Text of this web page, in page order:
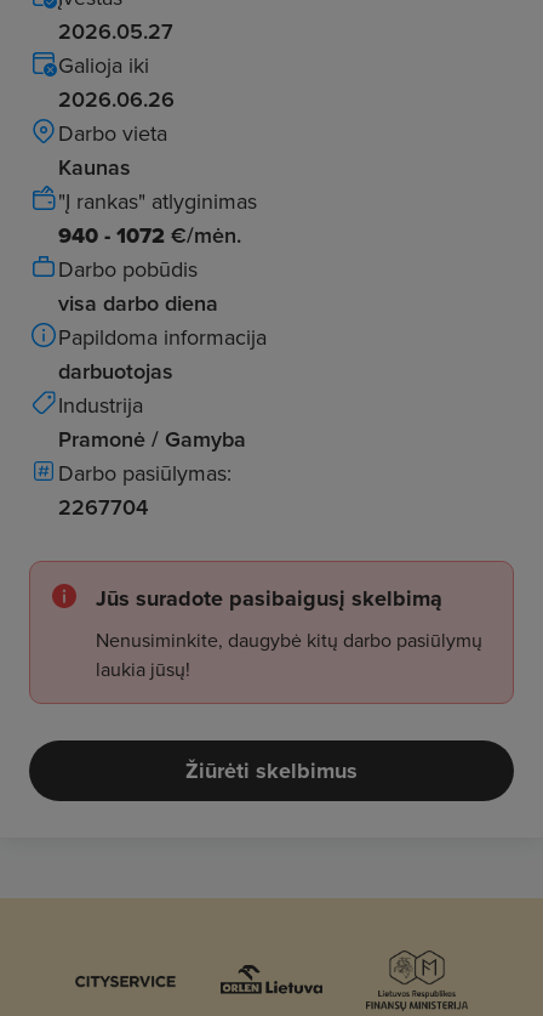
2026.05.27
Galioja iki
2026.06.26
Darbo vieta
Kaunas
"Į rankas" atlyginimas
940 - 1072 €/mėn.
Darbo pobūdis
visa darbo diena
Papildoma informacija
darbuotojas
Industrija
Pramonė / Gamyba
Darbo pasiūlymas:
2267704
Jūs suradote pasibaigusį skelbimą
Nenusiminkite, daugybė kitų darbo pasiūlymų
laukia jūsų!
Žiūrėti skelbimus